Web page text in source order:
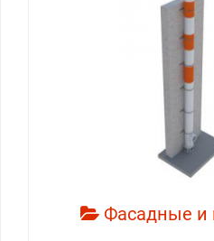
Фасадные и